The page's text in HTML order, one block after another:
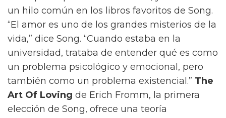
“Realmente creo que cada elección que
alguien hace es la elección correcta para
ellos,” dice. “Estás tomando esa decisión
porque esa es la vida que quieres vivir.” Sin
embargo, Song tiene su propia perspectiva.
“¿No sería increíble tener lo práctico y lo
romántico?” pregunta. “Pero la verdad es que,